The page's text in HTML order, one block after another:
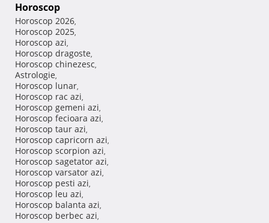
Horoscop
Horoscop 2026,
Horoscop 2025,
Horoscop azi,
Horoscop dragoste,
Horoscop chinezesc,
Astrologie,
Horoscop lunar,
Horoscop rac azi,
Horoscop gemeni azi,
Horoscop fecioara azi,
Horoscop taur azi,
Horoscop capricorn azi,
Horoscop scorpion azi,
Horoscop sagetator azi,
Horoscop varsator azi,
Horoscop pesti azi,
Horoscop leu azi,
Horoscop balanta azi,
Horoscop berbec azi,